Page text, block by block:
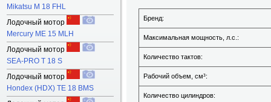
Бренд:
Максимальная мощность, л.с.:
Количество тактов:
Рабочий объем, см³:
Количество цилиндров:
Mikatsu M 18 FHL
Лодочный мотор
Mercury ME 15 MLH
Лодочный мотор
SEA-PRO T 18 S
Лодочный мотор
Hondex (HDX) TE 18 BMS